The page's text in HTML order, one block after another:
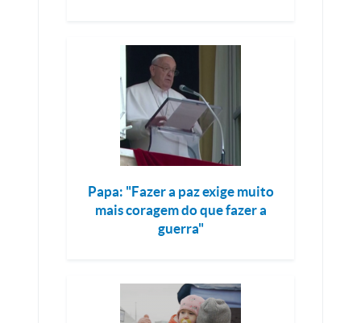
Papa: "Fazer a paz exige muito
mais coragem do que fazer a
guerra"